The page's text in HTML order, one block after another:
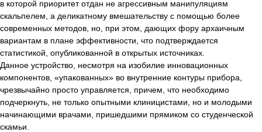
в которой приоритет отдан не агрессивным манипуляциям
скальпелем, а деликатному вмешательству с помощью более
современных методов, но, при этом, дающих фору архаичным
вариантам в плане эффективности, что подтверждается
статистикой, опубликованной в открытых источниках.
Данное устройство, несмотря на изобилие инновационных
компонентов, «упакованных» во внутренние контуры прибора,
чрезвычайно просто управляется, причем, что необходимо
подчеркнуть, не только опытными клиницистами, но и молодыми
начинающими врачами, пришедшими прямиком со студенческой
скамьи.